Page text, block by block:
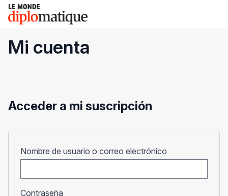
Skip
content
Le monde diplomatique
Mi cuenta
Acceder a mi suscripción
Nombre de usuario o correo electrónico
Contraseña